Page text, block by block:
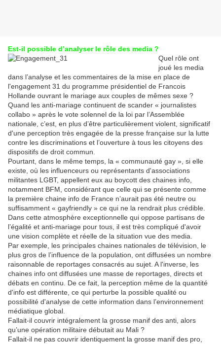
Est-il possible d’analyser le rôle des media ?
Quel rôle ont
joué les media
dans l’analyse et les commentaires de la mise en place de
l'engagement 31 du programme présidentiel de Francois
Hollande ouvrant le mariage aux couples de mêmes sexe ?
Quand les anti-mariage continuent de scander « journalistes
collabo » après le vote solennel de la loi par l’Assemblée
nationale, c’est, en plus d’être particulièrement violent, significatif
d'une perception très engagée de la presse française sur la lutte
contre les discriminations et l’ouverture à tous les citoyens des
dispositifs de droit commun.
Pourtant, dans le même temps, la « communauté gay », si elle
existe, où les influenceurs ou représentants d'associations
militantes LGBT, appellent eux au boycott des chaines info,
notamment BFM, considérant que celle qui se présente comme
la première chaine info de France n’aurait pas été neutre ou
suffisamment « gayfriendly » ce qui ne la rendrait plus crédible.
Dans cette atmosphère exceptionnelle qui oppose partisans de
l’égalité et anti-mariage pour tous, il est très compliqué d'avoir
une vision complète et réelle de la situation vue des media.
Par exemple, les principales chaines nationales de télévision, le
plus gros de l’influence de la population, ont diffusées un nombre
raisonnable de reportages consacrés au sujet. A l'inverse, les
chaines info ont diffusées une masse de reportages, directs et
débats en continu. De ce fait, la perception même de la quantité
d'info est différente, ce qui perturbe la possible qualité ou
possibilité d'analyse de cette information dans l’environnement
médiatique global.
Fallait-il couvrir intégralement la grosse manif des anti, alors
qu’une opération militaire débutait au Mali ?
Fallait-il ne pas couvrir identiquement la grosse manif des pro,